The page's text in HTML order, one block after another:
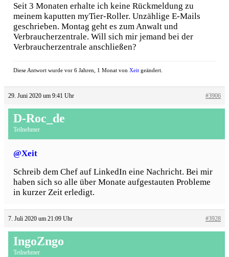
Seit 3 Monaten erhalte ich keine Rückmeldung zu
meinem kaputten myTier-Roller. Unzählige E-Mails
geschrieben. Montag geht es zum Anwalt und
Verbraucherzentrale. Will sich mir jemand bei der
Verbraucherzentrale anschließen?
Diese Antwort wurde vor 6 Jahren, 1 Monat von Xeit geändert.
29. Juni 2020 um 9:41 Uhr #3906
D-Roc_de
Teilnehmer
@Xeit
Schreib dem Chef auf LinkedIn eine Nachricht. Bei mir
haben sich so alle über Monate aufgestauten Probleme
in kurzer Zeit erledigt.
7. Juli 2020 um 21:09 Uhr #3928
IngoZngo
Teilnehmer